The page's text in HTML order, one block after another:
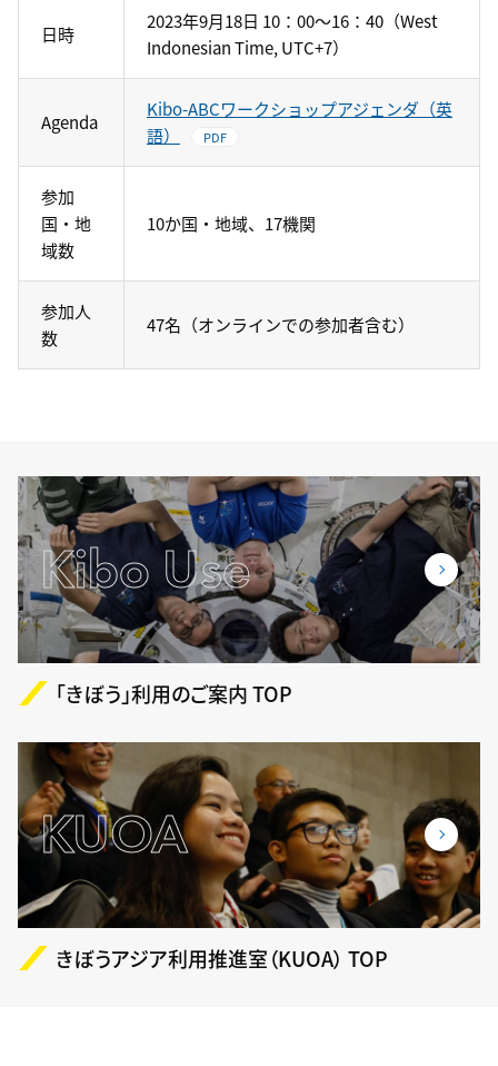
日時
2023年9月18日 10：00～16：40（West
Indonesian Time, UTC+7）
Agenda
Kibo-ABCワークショップアジェンダ（英
語）
PDF
参加
国・地
域数
10か国・地域、17機関
参加人
数
47名（オンラインでの参加者含む）
Kibo Use
「きぼう」利用のご案内 TOP
KUOA
きぼうアジア利用推進室（KUOA） TOP